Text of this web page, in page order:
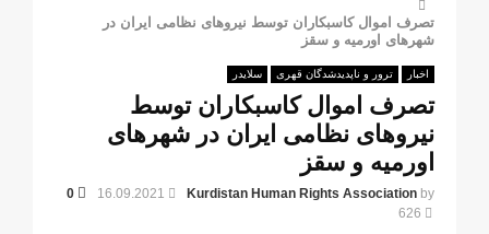
تصرف اموال کاسبکاران توسط نیروهای نظامی ایران در
شهرهای اورمیە و سقز
اخبار ترور و ناپدیدشدگان قهری سلایدر
تصرف اموال کاسبکاران توسط
نیروهای نظامی ایران در شهرهای
اورمیە و سقز
by
Kurdistan Human Rights Association
16.09.2021
0
626